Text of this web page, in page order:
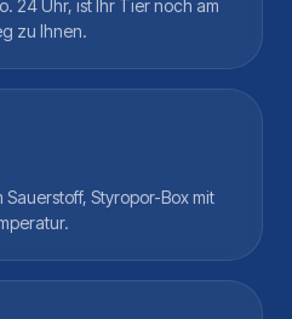
24 Uhr, ist Ihr Tier noch am
zu Ihnen.
Styropor-Box mit